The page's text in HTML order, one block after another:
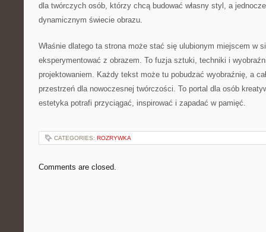
dla twórczych osób, którzy chcą budować własny styl, a
dynamicznym świecie obrazu.
Właśnie dlatego ta strona może stać się ulubionym miejscem w
eksperymentować z obrazem. To fuzja sztuki, techniki i
projektowaniem. Każdy tekst może tu pobudzać wyobraźnię, a
przestrzeń dla nowoczesnej twórczości. To portal dla osób
estetyka potrafi przyciągać, inspirować i zapadać w pamięć.
CATEGORIES: ROZRYWKA
Comments are closed.